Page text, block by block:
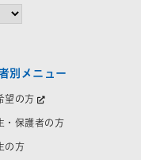
別メニュー
望の方
・保護者の方
の方